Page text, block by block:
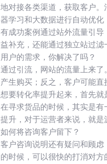
地对接各类渠道，获取客户
器学习和大数据进行自动优化
有成功案例通过站外流量引
益补充，还能通过独立站过滤
用户的需求，你解决了吗？
通过引流，网站的流量上来了
产生购买；反之，客户可能直
想要转化率提升起来，首先就
在寻求货品的时候，其实是有
提升，对于运营者来说，就是
如何将咨询客户留下？
客户咨询说明还有疑问和顾
的时候，可以很快的打消对方